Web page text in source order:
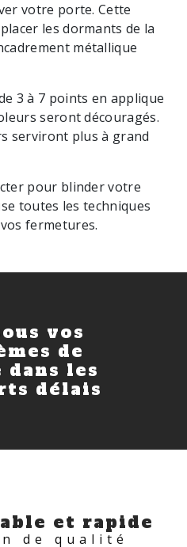
votre porte. Cette
les dormants de la
métallique
3 à 7 points en applique
seront découragés.
serviront plus à grand
pour blinder votre
toutes les techniques
fermetures.
vos
de
les
délais
et rapide
de qualité